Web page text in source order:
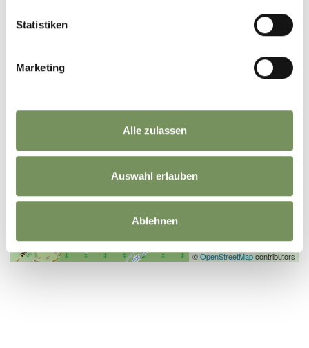
Statistiken
Marketing
Alle zulassen
Auswahl erlauben
Ablehnen
©OpenStreetMapcontributors